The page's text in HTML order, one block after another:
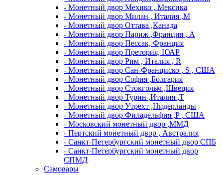
- Монетный двор Мехико , Мексика
- Монетный двор Милан , Италия ,M
- Монетный двор Оттава ,Канада
- Монетный двор Париж ,Франция , A
- Монетный двор Пессак, Франция
- Монетный двор Претория, ЮАР
- Монетный двор Рим , Италия , R
- Монетный двор Сан-Франциско , S , США
- Монетный двор София ,Болгария
- Монетный двор Стокгольм ,Швеция
- Монетный двор Турин ,Италия ,T
- Монетный двор Утрехт ,Нидерланды
- Монетный двор Филадельфия ,P , США
- Московский монетный двор ,ММД
- Пертский монетный двор , Австралия
- Санкт-Петербургский монетный двор СПБ
- Санкт-Петербургский монетный двор
СПМД
Самовары